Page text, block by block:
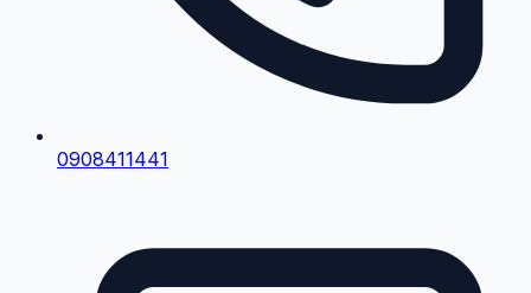
0908411441